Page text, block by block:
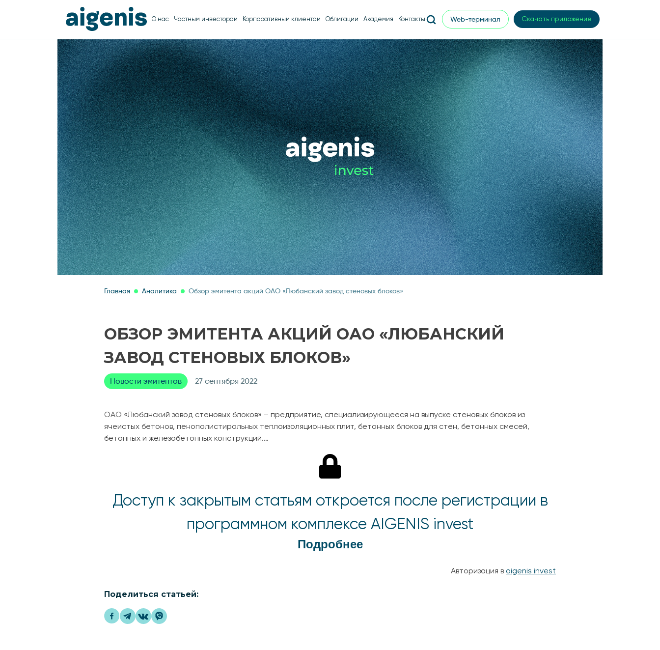
О нас Частным инвесторам Корпоративным клиентам Облигации Академия Контакты Web-терминал Скачать приложение
Главная Аналитика Обзор эмитента акций ОАО «Любанский завод стеновых блоков»
ОБЗОР ЭМИТЕНТА АКЦИЙ ОАО «ЛЮБАНСКИЙ
ЗАВОД СТЕНОВЫХ БЛОКОВ»
Новости эмитентов 27 сентября 2022
ОАО «Любанский завод стеновых блоков» – предприятие, специализирующееся на выпуске стеновых блоков из
ячеистых бетонов, пенополистирольных теплоизоляционных плит, бетонных блоков для стен, бетонных смесей,
бетонных и железобетонных конструкций.…
Доступ к закрытым статьям откроется после регистрации в
программном комплексе AIGENIS invest
Подробнее
Авторизация в aigenis invest
Поделиться статьей: